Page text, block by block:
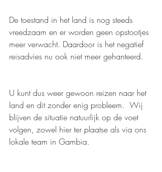
De toestand in het land is nog steeds
vreedzaam en er worden geen opstootjes
meer verwacht. Daardoor is het negatief
reisadvies nu ook niet meer gehanteerd.
U kunt dus weer gewoon reizen naar het
land en dit zonder enig probleem.  Wij
blijven de situatie natuurlijk op de voet
volgen, zowel hier ter plaatse als via ons
lokale team in Gambia.